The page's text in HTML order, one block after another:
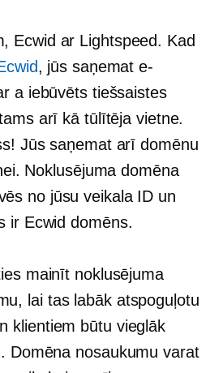
Ecwid ar Lightspeed. Kad
, jūs saņemat e-
a iebūvētstiešsaistes
arī kā tūlītēja vietne.
Jūs saņemat arī domēnu
Noklusējuma domēna
no jūsu veikala ID un
ir Ecwid domēns.
mainīt noklusējuma
lai tas labāk atspoguļotu
klientiem būtu vieglāk
Domēna nosaukumu varat